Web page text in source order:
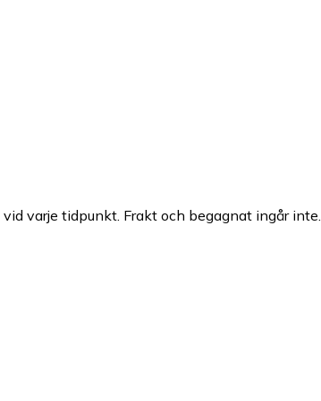
varje tidpunkt. Frakt och begagnat ingår inte.